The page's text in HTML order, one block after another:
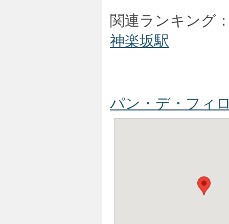
関連ランキング
神楽坂駅
パン・デ・フィ